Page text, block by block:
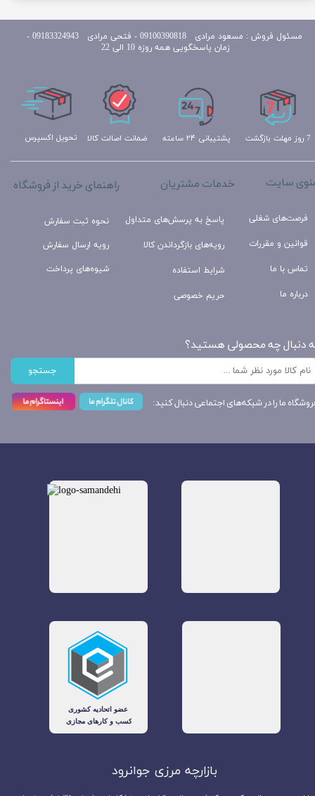
بازارچه مرزی جوانرود​​​​​​​
تحویل اکسپرس پشتیبانی ۲۴ ساعته 7 روز مهلت بازگشت ضمانت اصالت کالا
راهنمای خرید از فروشگاه
نحوه ثبت سفارش
رویه ارسال سفارش
شیوه‌های پرداخت
خدمات مشتریان
پاسخ به پرسش‌های متداول
رویه‌های بازگرداندن کالا
شرایط استفاده
حریم خصوصی
سایت
فرصت‌های شغلی
قوانین و مقررات
تماس با ما
درباره ما
دنبال چه محصولی هستید؟
جستجو
ما را در شبکه‌های اجتماعی دنبال کنید:
مسئول
فروش : مسعود مرادی 09100390818​​​​​​​ ​​​​​​​- فتحی مرادی 09183324943 -
زمان پاسخگویی همه روزه 10 الی 22